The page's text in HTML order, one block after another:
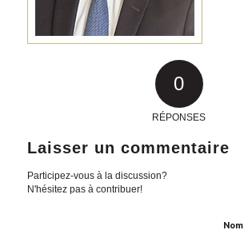
0
RÉPONSES
Laisser un commentaire
Participez-vous à la discussion?
N'hésitez pas à contribuer!
Nom